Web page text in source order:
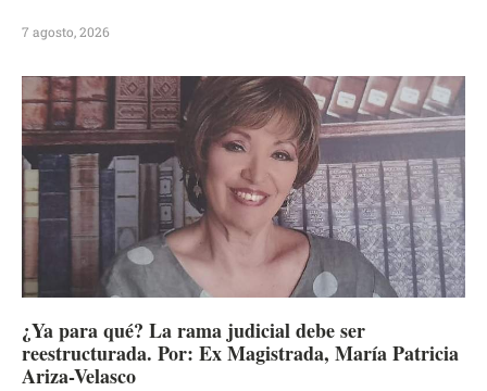
7 agosto, 2026
¿Ya para qué? La rama judicial debe ser
reestructurada. Por: Ex Magistrada, María Patricia
Ariza-Velasco